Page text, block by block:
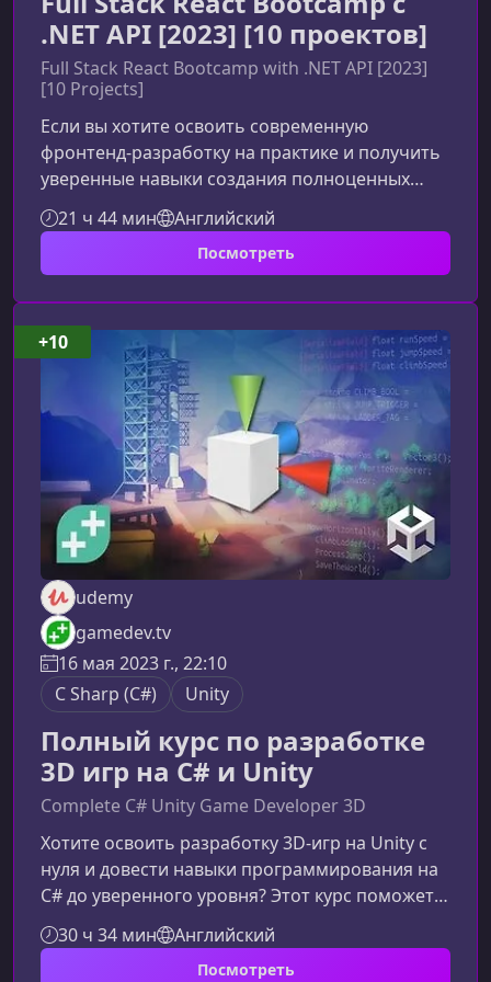
.NET API [2023] [10 проектов]
Full Stack React Bootcamp with .NET API [2023]
[10 Projects]
Если вы хотите освоить современную
фронтенд‑разработку на практике и получить
уверенные навыки создания полноценных
приложений на React с бэкендом на .NET API,
то этот курс станет идеальной отправной
точкой. Материал подаётся пошагово, с
понимание технологий.Что представляет
собой этот Full Stack React BootcampКурс
создан как практический путь развития, где
каждая тема закрепляется через задания,
мини‑прое
21 ч 44 мин Английский
Посмотреть
udemy
gamedev.tv
16 мая 2023 г., 22:10
C Sharp (C#)
Unity
Полный курс по разработке
3D игр на C# и Unity
Complete C# Unity Game Developer 3D
Хотите освоить разработку 3D‑игр на Unity с
нуля и довести навыки программирования на
C# до уверенного уровня? Этот курс поможет
вам пройти путь от новичка до создателя
собственных игровых проектов, опираясь на
практику, современные методики и опыт
30 ч 34 мин Английский
Посмотреть
+10